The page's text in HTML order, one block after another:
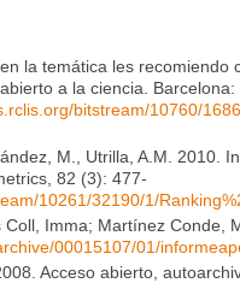
la temática les recomiendo
a la ciencia.
bitstream/10760/
M., Utrilla, A.M. 2010.
82 (3): 477-
10261/32190/1/
Imma; Martínez Conde,
00015107/01/
Acceso abierto,